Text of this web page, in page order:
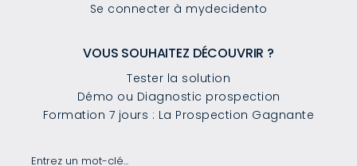
Se connecter à mydecidento
VOUS SOUHAITEZ DÉCOUVRIR ?
Tester la solution
Démo ou Diagnostic prospection
Formation 7 jours : La Prospection Gagnante